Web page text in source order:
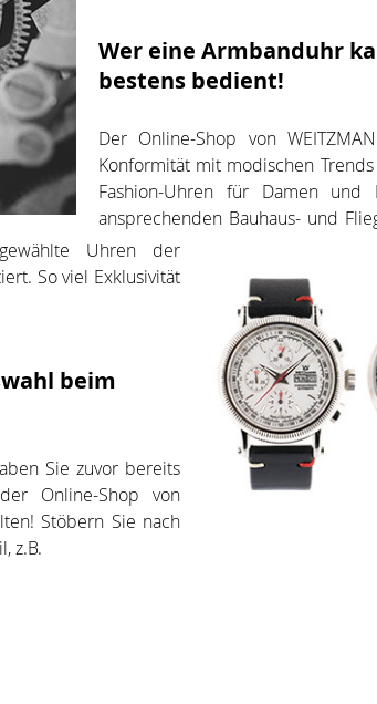
Wer eine Armbanduhr
bestens bedient!
Der Online-Shop von
Konformität mit modischen
Fashion-Uhren für Damen
ansprechenden Bauhaus- und
Uhren der
So viel Exklusivität
beim
Sie zuvor bereits
Online-Shop von
Stöbern Sie nach
z.B.